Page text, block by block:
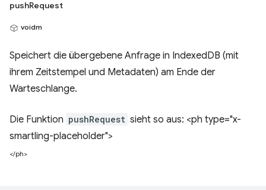
pushRequest
voidm
Speichert die übergebene Anfrage in IndexedDB (mit
ihrem Zeitstempel und Metadaten) am Ende der
Warteschlange.
Die Funktion pushRequest sieht so aus: <ph type="x-
smartling-placeholder">
</ph>